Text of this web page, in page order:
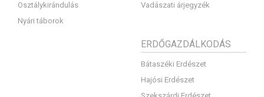
Osztálykirándulás
Nyári táborok
Vadászati árjegyzék
ERDŐGAZDÁLKODÁS
Bátaszéki Erdészet
Hajósi Erdészet